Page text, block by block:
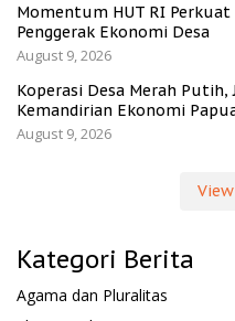
Momentum HUT RI
Penggerak Ekonomi Desa
August 9, 2026
Koperasi Desa Merah
Kemandirian Ekonomi
August 9, 2026
Kategori Berita
Agama dan Pluralitas